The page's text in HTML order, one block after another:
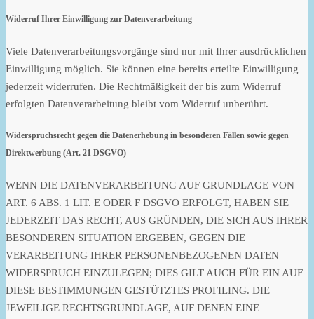
Widerruf Ihrer Einwilligung zur Datenverarbeitung
Viele Datenverarbeitungsvorgänge sind nur mit Ihrer ausdrücklichen
Einwilligung möglich. Sie können eine bereits erteilte Einwilligung
jederzeit widerrufen. Die Rechtmäßigkeit der bis zum Widerruf
erfolgten Datenverarbeitung bleibt vom Widerruf unberührt.
Widerspruchsrecht gegen die Datenerhebung in besonderen Fällen sowie gegen
Direktwerbung (Art. 21 DSGVO)
WENN DIE DATENVERARBEITUNG AUF GRUNDLAGE VON
ART. 6 ABS. 1 LIT. E ODER F DSGVO ERFOLGT, HABEN SIE
JEDERZEIT DAS RECHT, AUS GRÜNDEN, DIE SICH AUS IHRER
BESONDEREN SITUATION ERGEBEN, GEGEN DIE
VERARBEITUNG IHRER PERSONENBEZOGENEN DATEN
WIDERSPRUCH EINZULEGEN; DIES GILT AUCH FÜR EIN AUF
DIESE BESTIMMUNGEN GESTÜTZTES PROFILING. DIE
JEWEILIGE RECHTSGRUNDLAGE, AUF DENEN EINE